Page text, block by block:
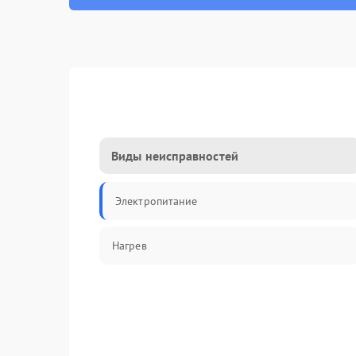
Виды неисправностей
Электропитание
Нагрев